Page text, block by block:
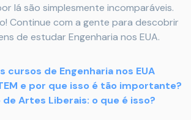
lá são simplesmente incomparáveis.
Continue com a gente para descobrir
de estudar Engenharia nos EUA.
cursos de Engenharia nos EUA
e por que isso é tão importante?
de Artes Liberais: o que é isso?